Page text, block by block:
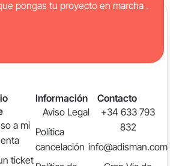
pongas tu proyecto en marcha .
a mi
ticket
Información
Aviso Legal
Política
cancelación
Contacto
+34 633 793
832
info@adisman.com